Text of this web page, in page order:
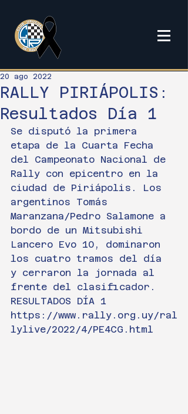
RALLY PIRIÁPOLIS:
Resultados Día 1
20 ago 2022
Se disputó la primera
etapa de la Cuarta Fecha
del Campeonato Nacional de
Rally con epicentro en la
ciudad de Piriápolis. Los
argentinos Tomás
Maranzana/Pedro Salamone a
bordo de un Mitsubishi
Lancero Evo 10, dominaron
los cuatro tramos del día
y cerraron la jornada al
frente del clasificador.
RESULTADOS DÍA 1
https://www.rally.org.uy/ral
lylive/2022/4/PE4CG.html